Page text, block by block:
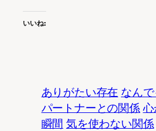
いいね:
ありがたい存在 なん
パートナーとの関係
瞬間 気を使わない関係